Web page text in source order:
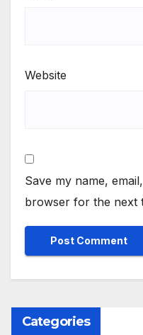
Website
Save my name,
browser for the next
Categories